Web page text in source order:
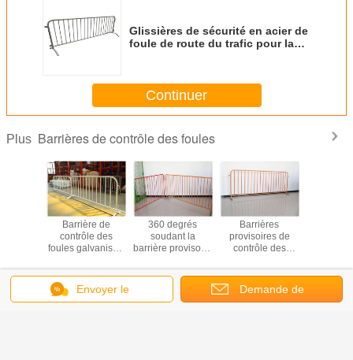
Glissières de sécurité en acier de
foule de route du trafic pour la
Continuer
Plus Barrières de contrôle des foules
pour la
Barrière de
contrôle des
foules galvanisée
pour la barrière
extérieure de
barricade
360 degrés
soudant la
barrière provisoire
foules faite par le
tuyau rond pour la
Barrières
provisoires de
contrôle des
d'acier inoxydable
pour le piéton
portatif
de
Envoyer le Demande de
Changez la langue